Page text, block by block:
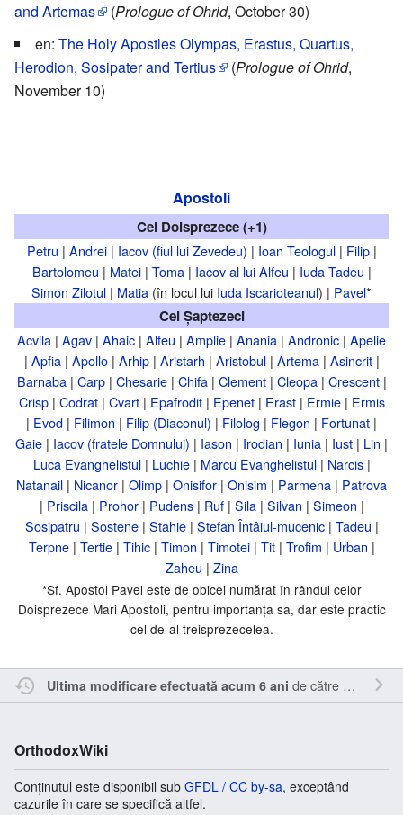
and Artemas
(Prologue of Ohrid, October 30)
en: The Holy Apostles Olympas, Erastus, Quartus,
Herodion, Sosipater and Tertius
(Prologue of Ohrid,
November 10)
Apostoli
Cei Doisprezece (+1)
Petru | Andrei| Iacov (fiul lui Zevedeu) | Ioan Teologul| Filip|
Bartolomeu | Matei| Toma| Iacov al lui Alfeu | Iuda Tadeu |
Simon Zilotul | Matia (în locul lui Iuda Iscarioteanul) | Pavel*
Cei Șaptezeci
Acvila | Agav | Ahaic | Alfeu | Amplie | Anania | Andronic | Apelie
| Apfia| Apollo| Arhip| Aristarh | Aristobul| Artema| Asincrit|
Barnaba| Carp| Chesarie| Chifa| Clement| Cleopa| Crescent|
Crisp| Codrat| Cvart| Epafrodit| Epenet| Erast| Ermie| Ermis
| Evod | Filimon | Filip (Diaconul) | Filolog | Flegon | Fortunat |
Gaie | Iacov (fratele Domnului) | Iason | Irodian | Iunia | Iust | Lin |
Luca Evanghelistul| Luchie| Marcu Evanghelistul| Narcis|
Natanail | Nicanor | Olimp | Onisifor | Onisim | Parmena | Patrova
| Priscila| Prohor| Pudens| Ruf| Sila| Silvan | Simeon |
Sosipatru | Sostene| Stahie| Ștefan Întâiul-mucenic| Tadeu |
Terpne| Tertie| Tihic| Timon | Timotei| Tit| Trofim | Urban |
Zaheu | Zina
*Sf. Apostol Pavel este de obicei numărat în rândul celor
Doisprezece Mari Apostoli, pentru importanța sa, dar este practic
cel de-al treisprezecelea.
Ultima modificare efectuată acum 6 ani de către Sîmbotin
OrthodoxWiki
Conținutul este disponibil sub GFDL / CC by-sa, exceptând
cazurile în care se specifică altfel.